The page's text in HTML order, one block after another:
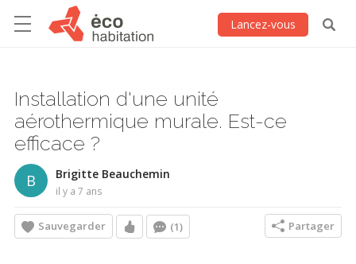
Lancez-vous
Installation d'une unité
aérothermique murale. Est-ce
efficace ?
B Brigitte Beauchemin
il y a 7 ans
Sauvegarder (1) Partager